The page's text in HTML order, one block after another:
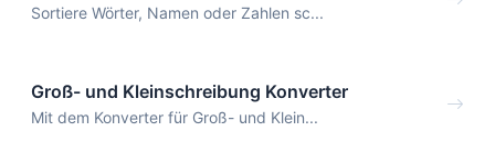
Sortiere Wörter, Namen oder Zahlen sc...
Groß- und Kleinschreibung Konverter
Mit dem Konverter für Groß- und Klein...